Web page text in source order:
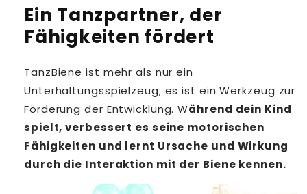
Ein Tanzpartner, der
Fähigkeiten fördert
TanzBiene ist mehr als nur ein
Unterhaltungsspielzeug; es ist ein Werkzeug zur
Förderung der Entwicklung. Während dein Kind
spielt, verbessert es seine motorischen
Fähigkeiten und lernt Ursache und Wirkung
durch die Interaktion mit der Biene kennen.